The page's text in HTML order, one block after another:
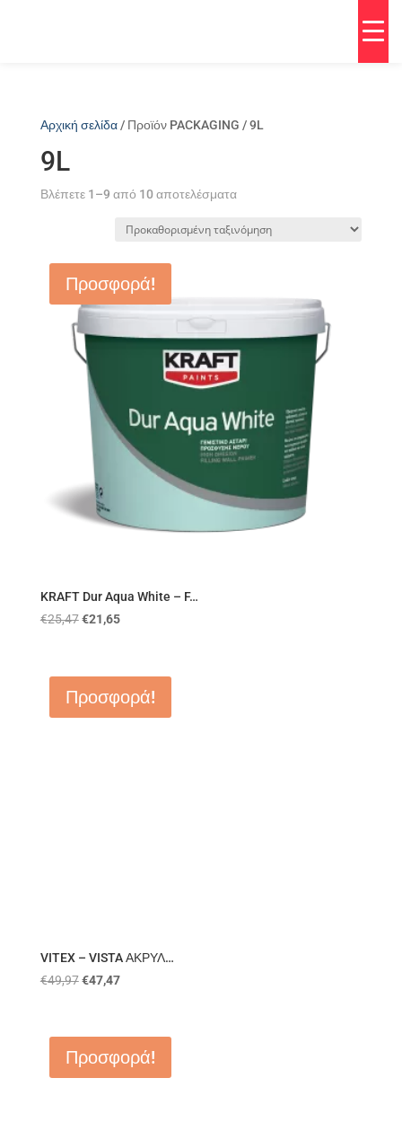
Αρχική σελίδα/ Προϊόν PACKAGING / 9L
9L
Βλέπετε 1–9 από 10 αποτελέσματα
Προσφορά!
KRAFT Dur Aqua White – F…
€25,47 €21,65
Προσφορά!
VITEX – VISTA ΑΚΡΥΛ…
€49,97 €47,47
Προσφορά!